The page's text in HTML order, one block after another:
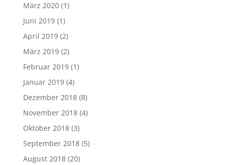
März 2020(1)
Juni 2019(1)
April 2019(2)
März 2019(2)
Februar 2019(1)
Januar 2019(4)
Dezember 2018(8)
November 2018(4)
Oktober 2018(3)
September 2018(5)
August 2018(20)